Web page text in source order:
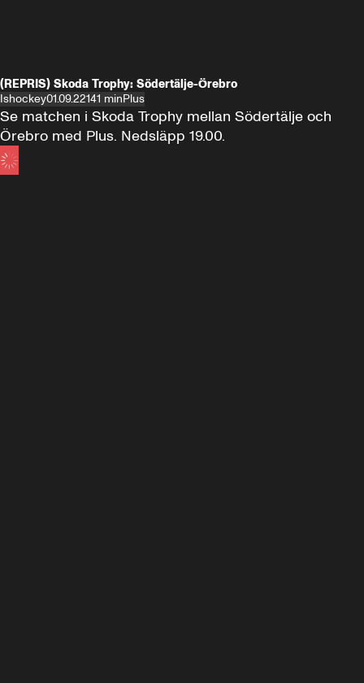
(REPRIS) Skoda Trophy: Södertälje-Örebro
Ishockey01.09.22141 minPlus
Se matchen i Skoda Trophy mellan Södertälje och
Örebro med Plus. Nedsläpp 19.00.